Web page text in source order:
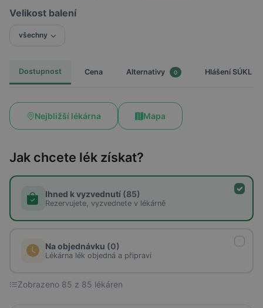
Velikost balení
všechny
Dostupnost Cena Alternativy 0 Hlášení SÚKL
Nejbližší lékárna Mapa
Jak chcete lék získat?
Ihned k vyzvednutí (85)
Rezervujete, vyzvednete v lékárně
Na objednávku (0)
Lékárna lék objedná a připraví
Zobrazeno 85 z 85 lékáren